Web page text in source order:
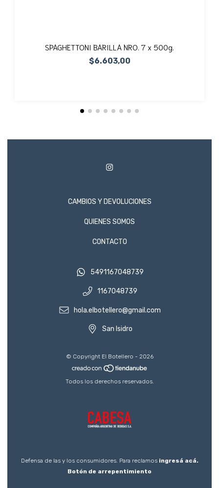
SPAGHETTONI BARILLA NRO. 7 x 500g.
$6.603,00
CAMBIOS Y DEVOLUCIONES
QUIENES SOMOS
CONTACTO
5491167048739
1167048739
hola.elbotellero@gmail.com
San Isidro
© Copyright El Botellero - 2026
Todos los derechos reservados.
Defensa de las y los consumidores. Para reclamos ingresá acá.
Botón de arrepentimiento